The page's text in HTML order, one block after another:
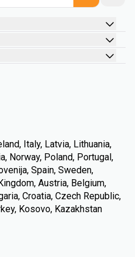
Italy, Latvia, Lithuania,
Norway, Poland, Portugal,
Spain, Sweden,
Austria, Belgium,
Croatia, Czech Republic,
Kosovo, Kazakhstan